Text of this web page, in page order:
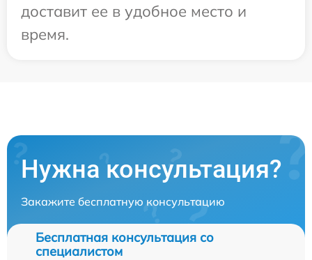
доставит ее в удобное место и
время.
Нужна консультация?
Закажите бесплатную консультацию
Бесплатная консультация со
специалистом